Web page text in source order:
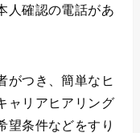
人確認の電話があ
がつき、簡単なヒ
ャリアヒアリング
望条件などをすり